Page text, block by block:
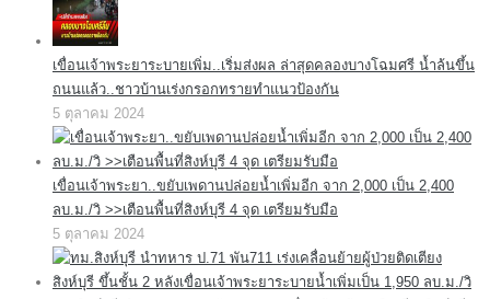
เขื่อนเจ้าพระยาระบายเพิ่ม..เริ่มส่งผล ล่าสุดคลองบางโฉมศรี น้ำล้นขึ้น
ถนนแล้ว..ชาวบ้านเร่งกรอกทรายทำแนวป้องกัน
5 ตุลาคม 2024
เขื่อนเจ้าพระยา..ขยับเพดานปล่อยน้ำเพิ่มอีก จาก 2,000 เป็น 2,400
ลบ.ม./วิ >>เตือนพื้นที่สิงห์บุรี 4 จุด เตรียมรับมือ
5 ตุลาคม 2024